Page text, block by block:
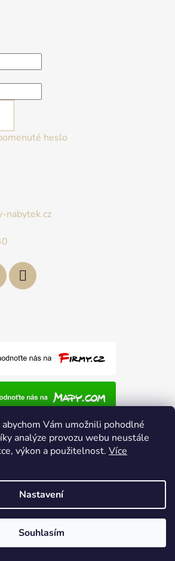
Vám umožnili pohodlné
analýze provozu webu neustále
výkon a použitelnost. Více
Nastavení
Souhlasím
heslo
nabytek.cz
Vytvořil Shoptet
Polský-nábytek.cz
vyhrazena.